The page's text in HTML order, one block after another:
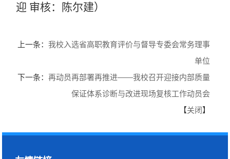
迎 审核：陈尔建）
上一条：我校入选省高职教育评价与督导专委会常务理事
单位
下一条：再动员再部署再推进——我校召开迎接内部质量
保证体系诊断与改进现场复核工作动员会
【关闭】